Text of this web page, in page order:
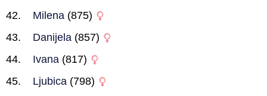
Milena (875)
Danijela (857)
Ivana (817)
Ljubica (798)